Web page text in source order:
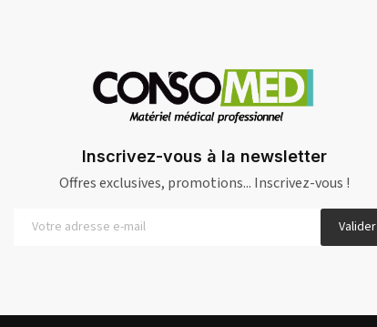
Inscrivez-vous à la newsletter
Offres exclusives, promotions... Inscrivez-vous !
Valider